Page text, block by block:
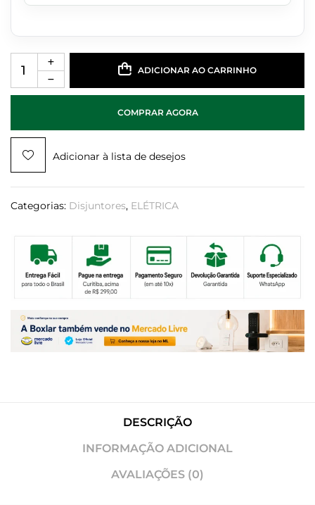
ADICIONAR AO CARRINHO
COMPRAR AGORA
Adicionar à lista de desejos
Categorias: Disjuntores, ELÉTRICA
DESCRIÇÃO
INFORMAÇÃO ADICIONAL
AVALIAÇÕES (0)